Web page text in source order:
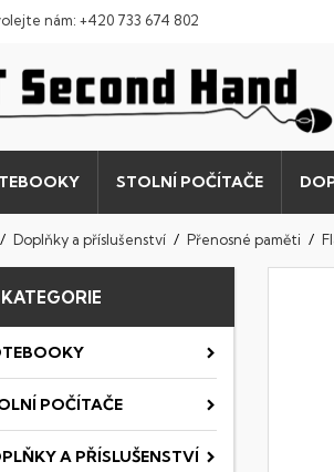
nám: +420 733 674 802
STOLNÍ POČÍTAČE
Doplňky a příslušenství Přenosné paměti
KATEGORIE
POČÍTAČE
A PŘÍSLUŠENSTVÍ